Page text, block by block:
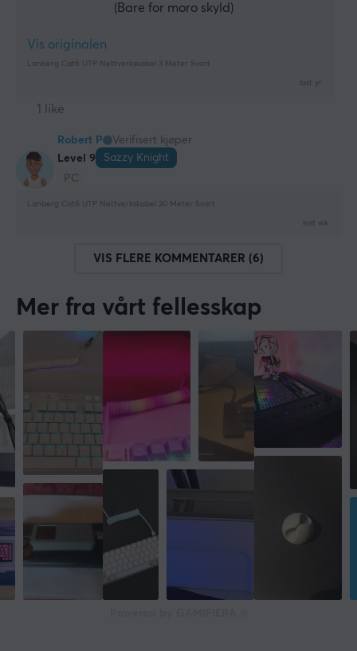
(Bare for moro skyld)
Vis originalen
Lanberg Cat6 UTP Nettverkskabel 3 Meter Svart
last yr.
1 like
Robert P
Verifisert kjøper
Level 9
Sazzy Knight
PC
Lanberg Cat6 UTP Nettverkskabel 20 Meter Svart
last wk.
VIS FLERE KOMMENTARER (6)
Mer fra vårt fellesskap